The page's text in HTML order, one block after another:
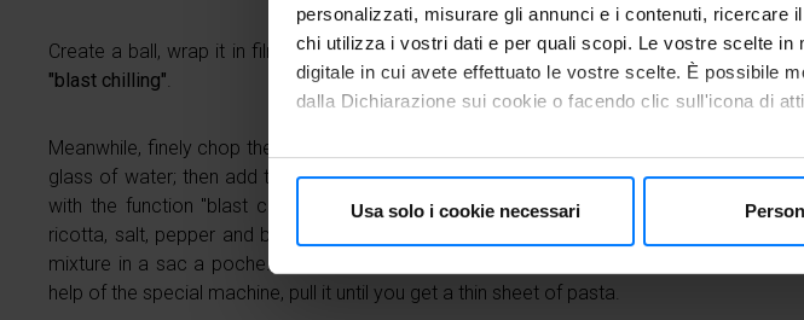
personalizzati, misurare gli annunci e i contenuti,
chi utilizza i vostri dati e per quali scopi. Le vostre scelte
digitale in cui avete effettuato le vostre scelte. È possibile
dalla Dichiarazione sui cookie o facendo clic sull'icona di
Con il tuo consenso, vorremmo anche:
Identificare il tuo dispositivo, scansionandolo
modificare o ritirare il tuo consenso in qualsiasi momento
Usa solo i cookie necessari
Create a ball, wrap it in film and let it rest inFreddy for 20 minutes with the function
"blast chilling".
Meanwhile, finely chop the onion and brown it in a pan with a drizzle of oil and half a
glass of water; then add the spinach and cook. Once cooked, cool them in Freddy
with the function "blast chilling" for about twenty minutes. Add the spinach to the
ricotta, salt, pepper and blend all with a blender until you get a cream, then put the
mixture in a sac a poche. Extract the ball of fresh pasta from Freddy and, with the
help of the special machine, pull it until you get a thin sheet of pasta.